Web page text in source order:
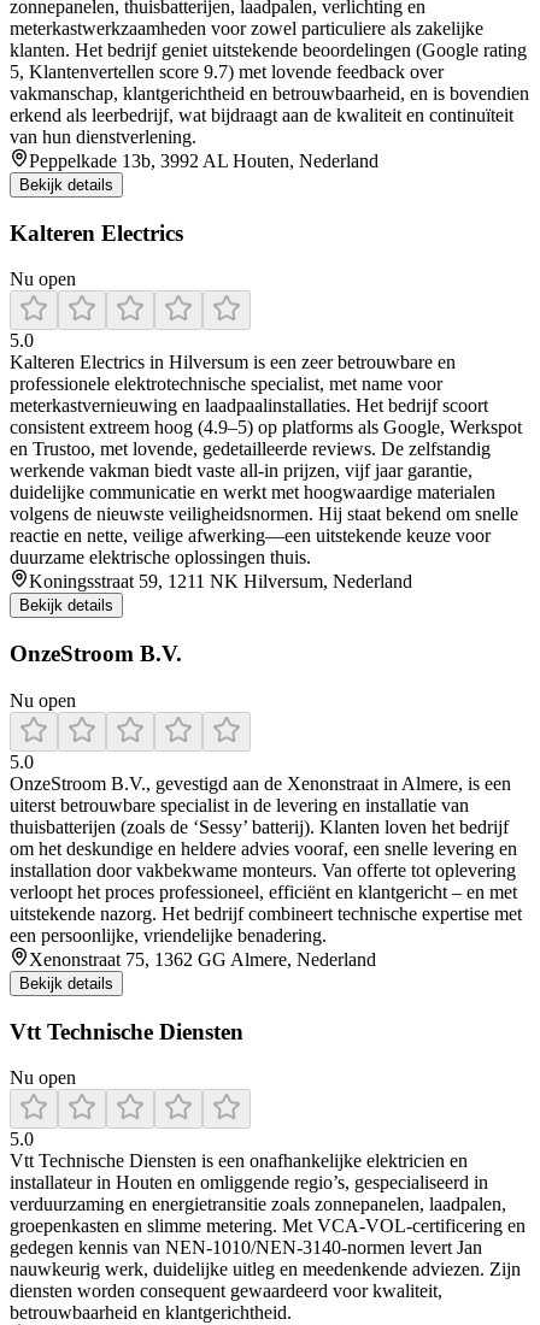
zonnepanelen, thuisbatterijen, laadpalen, verlichting en
meterkastwerkzaamheden voor zowel particuliere als zakelijke
klanten. Het bedrijf geniet uitstekende beoordelingen (Google rating
5, Klantenvertellen score 9.7) met lovende feedback over
vakmanschap, klantgerichtheid en betrouwbaarheid, en is bovendien
erkend als leerbedrijf, wat bijdraagt aan de kwaliteit en continuïteit
van hun dienstverlening.
Peppelkade 13b, 3992 AL Houten, Nederland
Bekijk details
Kalteren Electrics
Nu open
5.0
Kalteren Electrics in Hilversum is een zeer betrouwbare en
professionele elektrotechnische specialist, met name voor
meterkastvernieuwing en laadpaalinstallaties. Het bedrijf scoort
consistent extreem hoog (4.9–5) op platforms als Google, Werkspot
en Trustoo, met lovende, gedetailleerde reviews. De zelfstandig
werkende vakman biedt vaste all‑in prijzen, vijf jaar garantie,
duidelijke communicatie en werkt met hoogwaardige materialen
volgens de nieuwste veiligheidsnormen. Hij staat bekend om snelle
reactie en nette, veilige afwerking—een uitstekende keuze voor
duurzame elektrische oplossingen thuis.
Koningsstraat 59, 1211 NK Hilversum, Nederland
Bekijk details
OnzeStroom B.V.
Nu open
5.0
OnzeStroom B.V., gevestigd aan de Xenonstraat in Almere, is een
uiterst betrouwbare specialist in de levering en installatie van
thuisbatterijen (zoals de ‘Sessy’ batterij). Klanten loven het bedrijf
om het deskundige en heldere advies vooraf, een snelle levering en
installation door vakbekwame monteurs. Van offerte tot oplevering
verloopt het proces professioneel, efficiënt en klantgericht – en met
uitstekende nazorg. Het bedrijf combineert technische expertise met
een persoonlijke, vriendelijke benadering.
Xenonstraat 75, 1362 GG Almere, Nederland
Bekijk details
Vtt Technische Diensten
Nu open
5.0
Vtt Technische Diensten is een onafhankelijke elektricien en
installateur in Houten en omliggende regio’s, gespecialiseerd in
verduurzaming en energietransitie zoals zonnepanelen, laadpalen,
groepenkasten en slimme metering. Met VCA‑VOL‑certificering en
gedegen kennis van NEN-1010/NEN-3140-normen levert Jan
nauwkeurig werk, duidelijke uitleg en meedenkende adviezen. Zijn
diensten worden consequent gewaardeerd voor kwaliteit,
betrouwbaarheid en klantgerichtheid.